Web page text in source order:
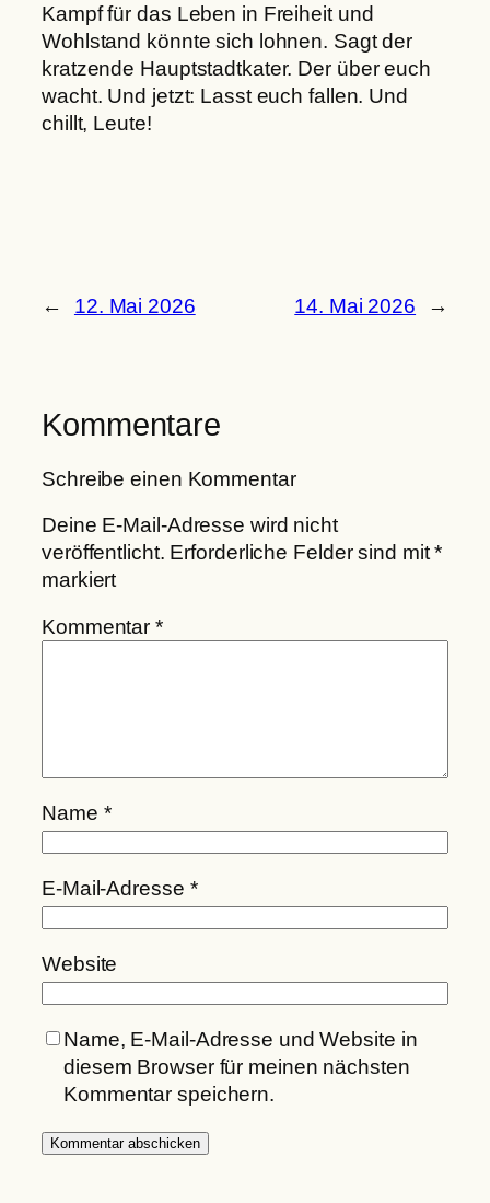
Kampf für das Leben in Freiheit und
Wohlstand könnte sich lohnen. Sagt der
kratzende Hauptstadtkater. Der über euch
wacht. Und jetzt: Lasst euch fallen. Und
chillt, Leute!
← 12. Mai 2026 14. Mai 2026 →
Kommentare
Schreibe einen Kommentar
Deine E-Mail-Adresse wird nicht
veröffentlicht. Erforderliche Felder sind mit*
markiert
Kommentar*
Name *
E-Mail-Adresse *
Website
Name, E-Mail-Adresse und Website in
diesem Browser für meinen nächsten
Kommentar speichern.